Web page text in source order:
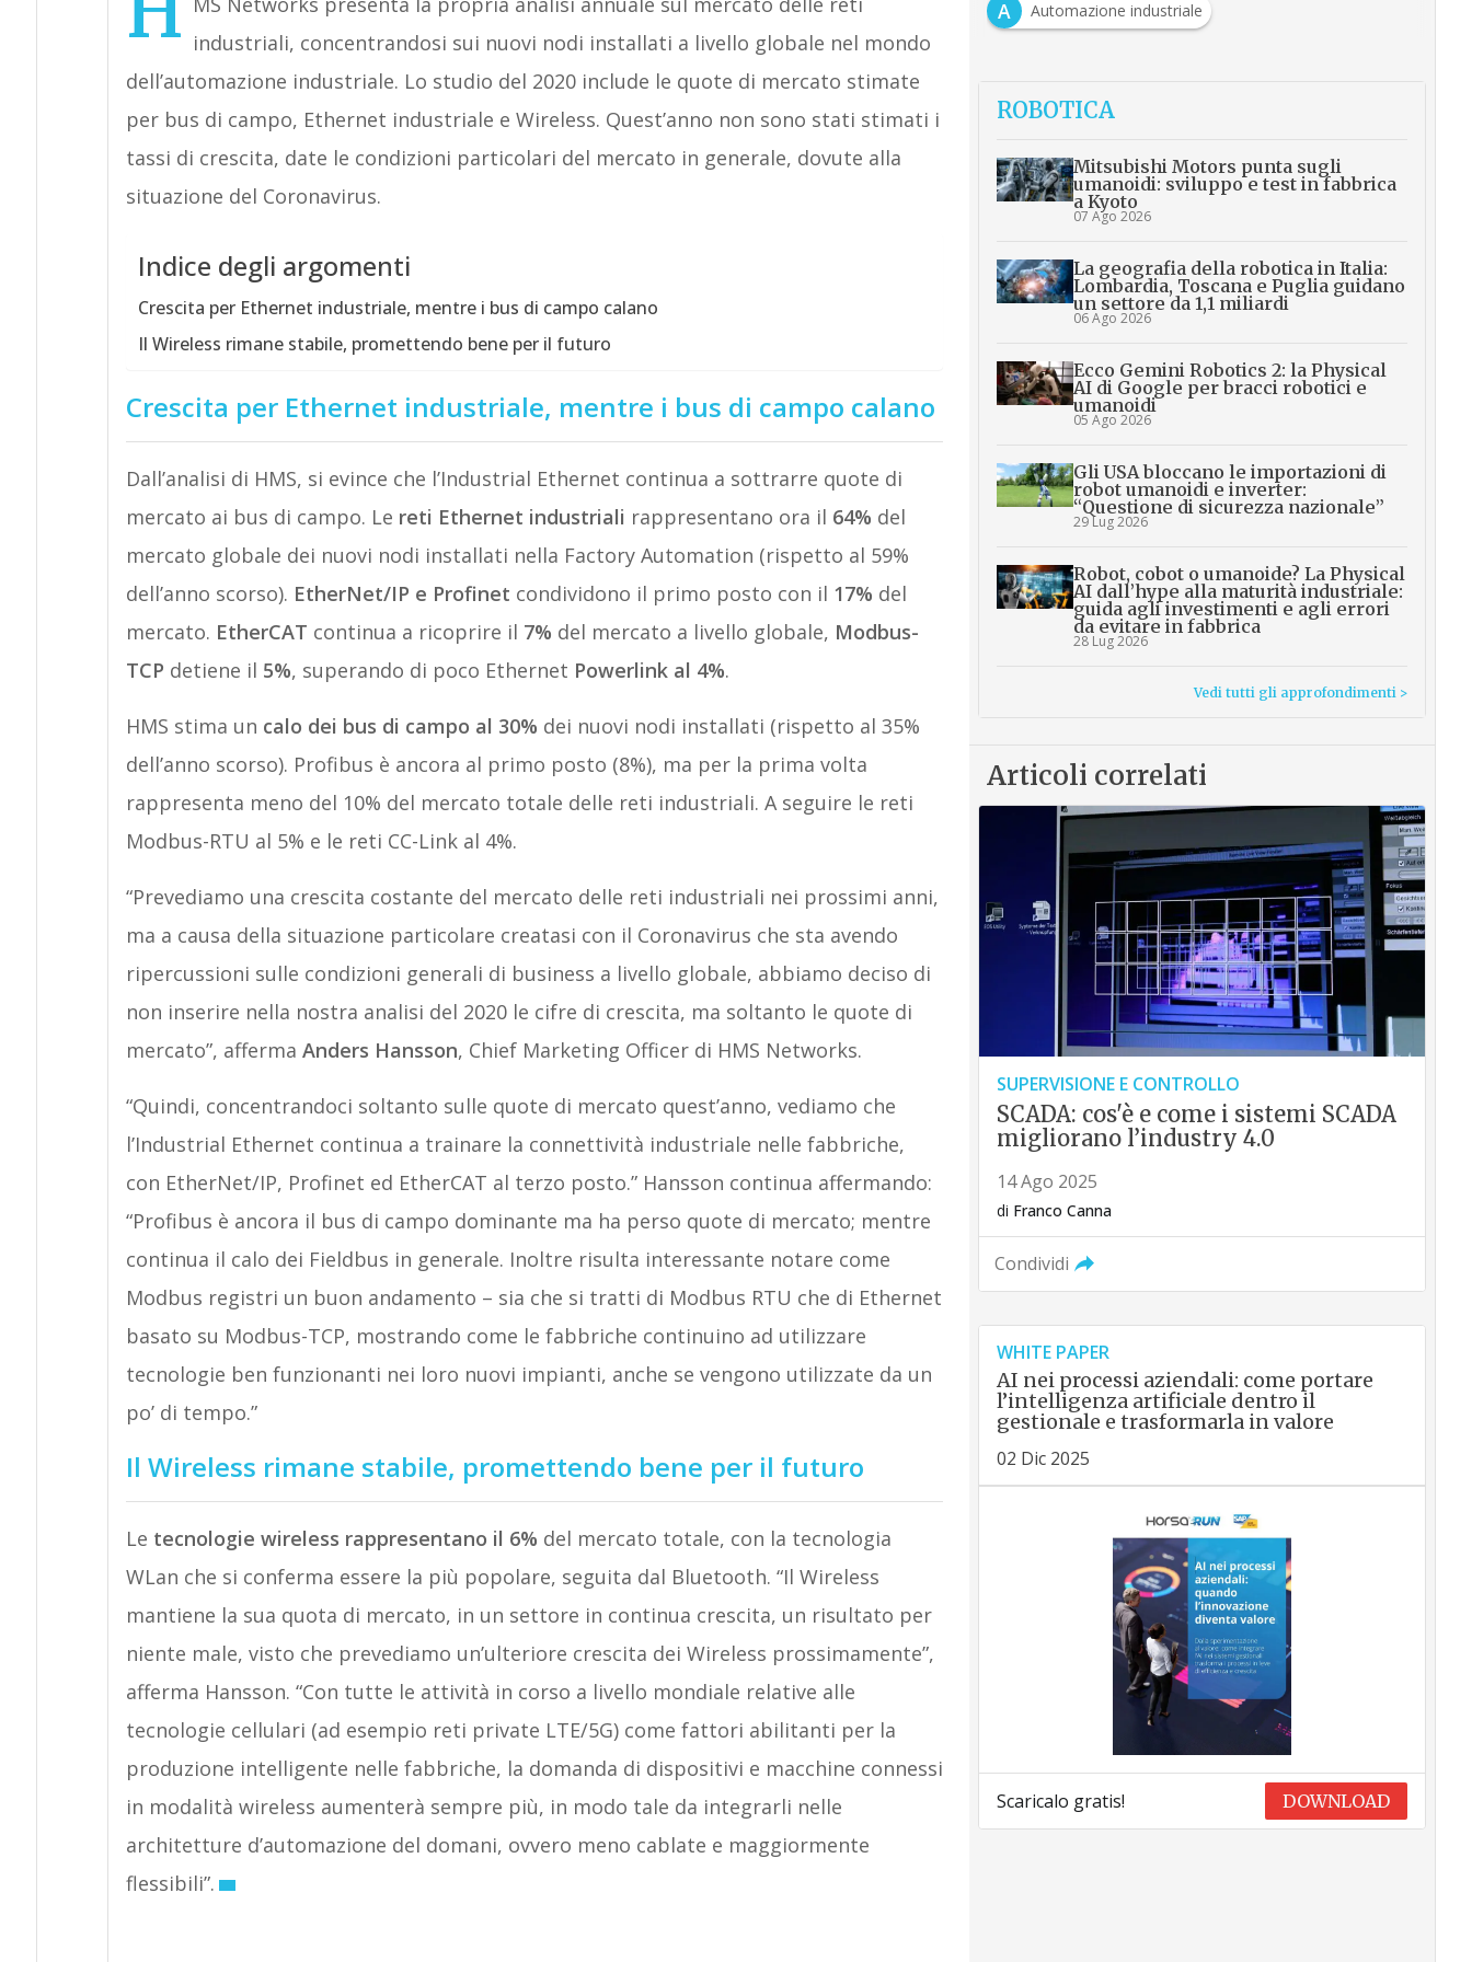
industriali, concentrandosi sui nuovi nodi installati a livello globale nel mondo
dell’automazione industriale. Lo studio del 2020 include le quote di mercato stimate
per bus di campo, Ethernet industriale e Wireless. Quest’anno non sono stati stimati i
tassi di crescita, date le condizioni particolari del mercato in generale, dovute alla
situazione del Coronavirus.
Indice degli argomenti
Crescita per Ethernet industriale, mentre i bus di campo calano
Il Wireless rimane stabile, promettendo bene per il futuro
Crescita per Ethernet industriale, mentre i bus di campo calano
Dall’analisi di HMS, si evince che l’Industrial Ethernet continua a sottrarre quote di
mercato ai bus di campo. Le reti Ethernet industriali rappresentano ora il 64% del
mercato globale dei nuovi nodi installati nella Factory Automation (rispetto al 59%
dell’anno scorso). EtherNet/IP e Profinet condividono il primo posto con il 17% del
mercato. EtherCAT continua a ricoprire il 7% del mercato a livello globale, Modbus-
TCP detiene il 5%, superando di poco Ethernet Powerlink al 4%.
HMS stima un calo dei bus di campo al 30% dei nuovi nodi installati (rispetto al 35%
dell’anno scorso). Profibus è ancora al primo posto (8%), ma per la prima volta
rappresenta meno del 10% del mercato totale delle reti industriali. A seguire le reti
Modbus-RTU al 5% e le reti CC-Link al 4%.
“Prevediamo una crescita costante del mercato delle reti industriali nei prossimi anni,
ma a causa della situazione particolare creatasi con il Coronavirus che sta avendo
ripercussioni sulle condizioni generali di business a livello globale, abbiamo deciso di
non inserire nella nostra analisi del 2020 le cifre di crescita, ma soltanto le quote di
mercato”, afferma Anders Hansson, Chief Marketing Officer di HMS Networks.
“Quindi, concentrandoci soltanto sulle quote di mercato quest’anno, vediamo che
l’Industrial Ethernet continua a trainare la connettività industriale nelle fabbriche,
con EtherNet/IP, Profinet ed EtherCAT al terzo posto.” Hansson continua affermando:
“Profibus è ancora il bus di campo dominante ma ha perso quote di mercato; mentre
continua il calo dei Fieldbus in generale. Inoltre risulta interessante notare come
Modbus registri un buon andamento – sia che si tratti di Modbus RTU che di Ethernet
basato su Modbus-TCP, mostrando come le fabbriche continuino ad utilizzare
tecnologie ben funzionanti nei loro nuovi impianti, anche se vengono utilizzate da un
po’ di tempo.”
Il Wireless rimane stabile, promettendo bene per il futuro
Le tecnologie wireless rappresentano il 6% del mercato totale, con la tecnologia
WLan che si conferma essere la più popolare, seguita dal Bluetooth. “Il Wireless
mantiene la sua quota di mercato, in un settore in continua crescita, un risultato per
niente male, visto che prevediamo un’ulteriore crescita dei Wireless prossimamente”,
afferma Hansson. “Con tutte le attività in corso a livello mondiale relative alle
tecnologie cellulari (ad esempio reti private LTE/5G) come fattori abilitanti per la
produzione intelligente nelle fabbriche, la domanda di dispositivi e macchine connessi
in modalità wireless aumenterà sempre più, in modo tale da integrarli nelle
architetture d’automazione del domani, ovvero meno cablate e maggiormente
flessibili”.
A Automazione industriale
ROBOTICA
Mitsubishi Motors punta sugli
umanoidi: sviluppo e test in fabbrica
a Kyoto
07 Ago 2026
La geografia della robotica in Italia:
Lombardia, Toscana e Puglia guidano
un settore da 1,1 miliardi
06 Ago 2026
Ecco Gemini Robotics 2: la Physical
AI di Google per bracci robotici e
umanoidi
05 Ago 2026
Gli USA bloccano le importazioni di
robot umanoidi e inverter:
“Questione di sicurezza nazionale”
29 Lug 2026
Robot, cobot o umanoide? La Physical
AI dall’hype alla maturità industriale:
guida agli investimenti e agli errori
da evitare in fabbrica
28 Lug 2026
Vedi tutti gli approfondimenti >
Articoli correlati
SUPERVISIONE E CONTROLLO
SCADA: cos'è e come i sistemi SCADA
migliorano l’industry 4.0
14 Ago 2025
di Franco Canna
Condividi
WHITE PAPER
AI nei processi aziendali: come portare
l’intelligenza artificiale dentro il
gestionale e trasformarla in valore
02 Dic 2025
Scaricalo gratis! DOWNLOAD